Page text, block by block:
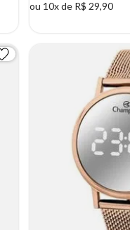
ou 10x de R$ 29,90